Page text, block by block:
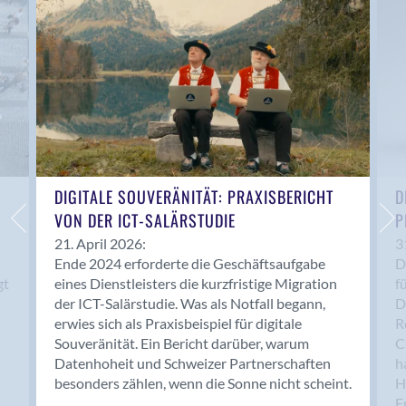
Anwil
Appenzell
Au SG
Baar
Baden
Balsthal
Balzers
Basel
Bassersdorf
Belp
Bendern
Benken (SG)
Bergdietikon
Berlin
Bern
Bern - Liebefeld
DIGITALE SOUVERÄNITÄT: PRAXISBERICHT
VON DER ICT-SALÄRSTUDIE
21. April 2026:
Ende 2024 erforderte die Geschäftsaufgabe
eines Dienstleisters die kurzfristige Migration
der ICT-Salärstudie. Was als Notfall begann,
erwies sich als Praxisbeispiel für digitale
Souveränität. Ein Bericht darüber, warum
Datenhoheit und Schweizer Partnerschaften
besonders zählen, wenn die Sonne nicht scheint.